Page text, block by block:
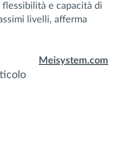
e capacità di
livelli, afferma
Meisystem.com